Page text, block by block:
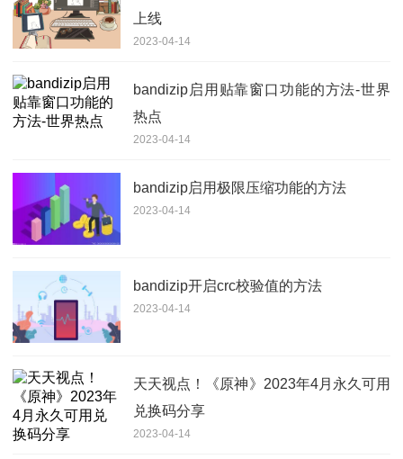
上线
2023-04-14
bandizip启用贴靠窗口功能的方法-世界
热点
2023-04-14
bandizip启用极限压缩功能的方法
2023-04-14
bandizip开启crc校验值的方法
2023-04-14
天天视点！《原神》2023年4月永久可用
兑换码分享
2023-04-14